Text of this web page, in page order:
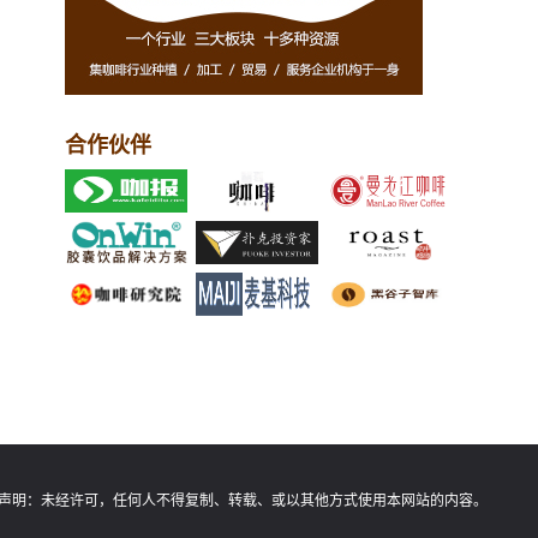
合作伙伴
明： 未经许可，任何人不得复制、转载、或以其他方式使用本网站的内容。